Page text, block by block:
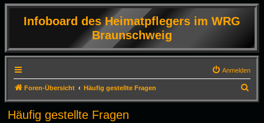
Infoboard des Heimatpflegers im WRG
Braunschweig
Anmelden
Foren-Übersicht Häufig gestellte Fragen
u
Häufig gestellte Fragen